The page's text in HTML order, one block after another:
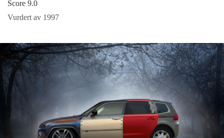
Score 9.0
Vurdert av 1997